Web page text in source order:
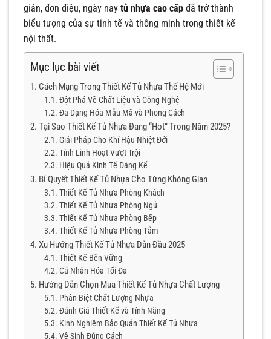
giản, đơn điệu, ngày nay tủ nhựa cao cấp đã trở thành
biểu tượng của sự tinh tế và thông minh trong thiết kế
nội thất.
Mục lục bài viết
Cách Mạng Trong Thiết Kế Tủ Nhựa Thế Hệ Mới
Đột Phá Về Chất Liệu và Công Nghệ
Đa Dạng Hóa Mẫu Mã và Phong Cách
Tại Sao Thiết Kế Tủ Nhựa Đang “Hot” Trong Năm 2025?
Giải Pháp Cho Khí Hậu Nhiệt Đới
Tính Linh Hoạt Vượt Trội
Hiệu Quả Kinh Tế Đáng Kể
Bí Quyết Thiết Kế Tủ Nhựa Cho Từng Không Gian
Thiết Kế Tủ Nhựa Phòng Khách
Thiết Kế Tủ Nhựa Phòng Ngủ
Thiết Kế Tủ Nhựa Phòng Bếp
Thiết Kế Tủ Nhựa Phòng Tắm
Xu Hướng Thiết Kế Tủ Nhựa Dẫn Đầu 2025
Thiết Kế Bền Vững
Cá Nhân Hóa Tối Đa
Hướng Dẫn Chọn Mua Thiết Kế Tủ Nhựa Chất Lượng
Phân Biệt Chất Lượng Nhựa
Đánh Giá Thiết Kế và Tính Năng
Kinh Nghiệm Bảo Quản Thiết Kế Tủ Nhựa
Vệ Sinh Đúng Cách